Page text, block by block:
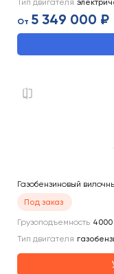
Тип двигателя
От 5 349 000 ₽
Газобензиновый
Под заказ
Грузоподъемность 4000
Тип двигателя